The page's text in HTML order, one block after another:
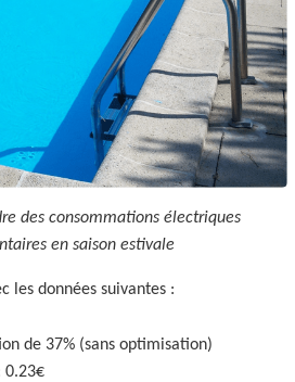
des consommations électriques
en saison estivale
les données suivantes :
de 37% (sans optimisation)
0.23€